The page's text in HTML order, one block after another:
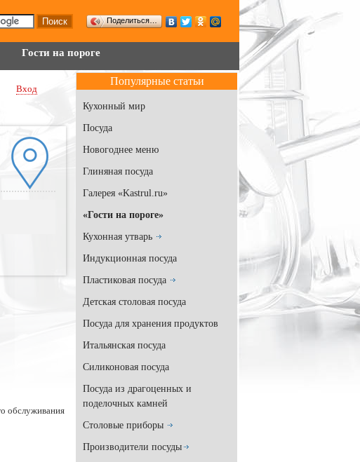
Поделиться…
Гости на пороге
Вход
обслуживания
Популярные статьи
Кухонный мир
Посуда
Новогоднее меню
Глиняная посуда
Галерея «Kastrul.ru»
«Гости на пороге»
Кухонная утварь
Индукционная посуда
Пластиковая посуда
Детская столовая посуда
Посуда для хранения продуктов
Итальянская посуда
Силиконовая посуда
Посуда из драгоценных и
поделочных камней
Столовые приборы
Производители посуды